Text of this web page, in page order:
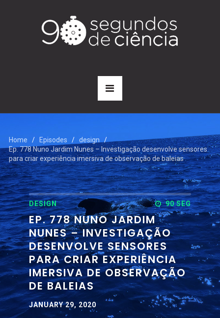
Home Episodes
design
Ep. 778 Nuno Jardim Nunes – Investigação desenvolve sensores
para criar experiência imersiva de observação de baleias
DESIGN 90 SEG
EP. 778 NUNO JARDIM
NUNES – INVESTIGAÇÃO
DESENVOLVE SENSORES
PARA CRIAR EXPERIÊNCIA
IMERSIVA DE OBSERVAÇÃO
DE BALEIAS
JANUARY 29, 2020